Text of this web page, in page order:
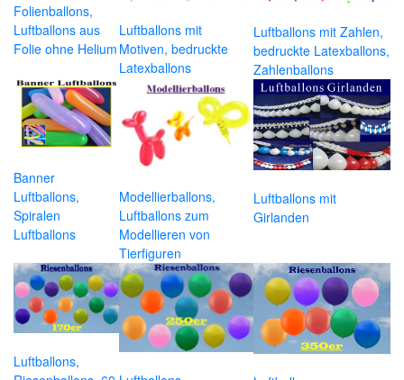
Folienballons,
Luftballons aus
Folie ohne Helium
Luftballons mit
Motiven, bedruckte
Latexballons
Luftballons mit Zahlen,
bedruckte Latexballons,
Zahlenballons
Banner
Luftballons,
Spiralen
Luftballons
Modellierballons,
Luftballons zum
Modellieren von
Tierfiguren
Luftballons mit
Girlanden
Luftballons,